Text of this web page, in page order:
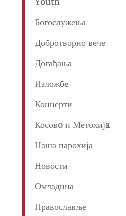
Богослужења
Добротворно вече
Догађања
Изложбе
Концерти
Косовo и Метохијa
Наша парохија
Новости
Омладина
Православље